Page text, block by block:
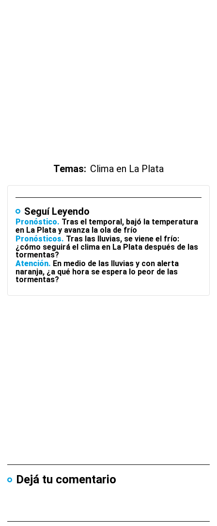
Temas: Clima en La Plata
Seguí Leyendo
Pronóstico Tras el temporal, bajó la temperatura
en La Plata y avanza la ola de frío
Pronósticos Tras las lluvias, se viene el frío:
¿cómo seguirá el clima en La Plata después de las
tormentas?
Atención En medio de las lluvias y con alerta
naranja, ¿a qué hora se espera lo peor de las
tormentas?
Dejá tu comentario